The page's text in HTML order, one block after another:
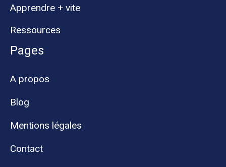
Apprendre + vite
Ressources
Pages
A propos
Blog
Mentions légales
Contact